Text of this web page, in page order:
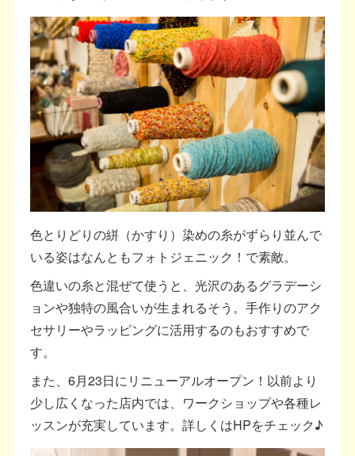
色とりどりの絣（かすり）染めの糸がずらり並んで
いる姿はなんともフォトジェニック！で素敵。
色違いの糸と混ぜて使うと、光沢のあるグラデーシ
ョンや独特の風合いが生まれるそう。手作りのアク
セサリーやラッピングに活用するのもおすすめで
す。
また、6月23日にリニューアルオープン！以前より
少し広くなった店内では、ワークショップや各種レ
ッスンが充実しています。詳しくはHPをチェック♪